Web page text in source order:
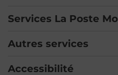
Services La Poste
Autres services
Accessibilité